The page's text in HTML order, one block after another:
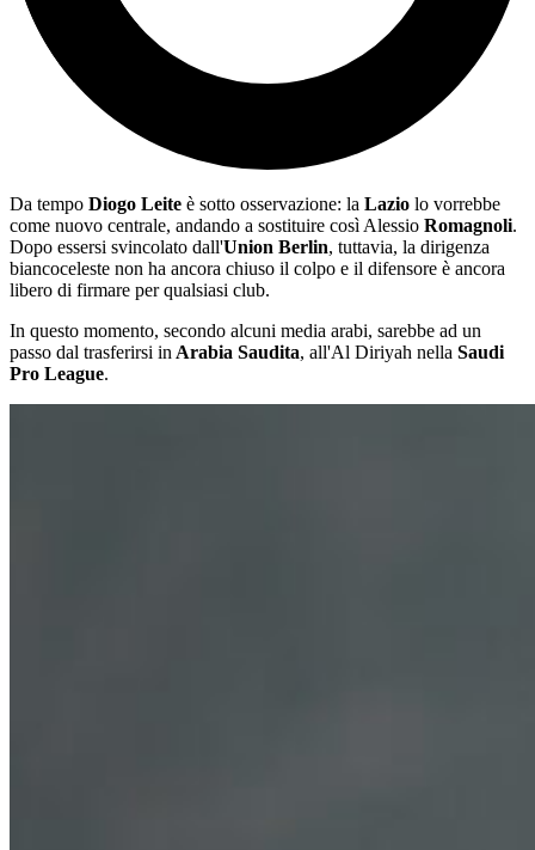
Da tempo Diogo Leite è sotto osservazione: la Lazio lo vorrebbe
come nuovo centrale, andando a sostituire così Alessio Romagnoli.
Dopo essersi svincolato dall'Union Berlin, tuttavia, la dirigenza
biancoceleste non ha ancora chiuso il colpo e il difensore è ancora
libero di firmare per qualsiasi club.
In questo momento, secondo alcuni media arabi, sarebbe ad un
passo dal trasferirsi in Arabia Saudita, all'Al Diriyah nella Saudi
Pro League.